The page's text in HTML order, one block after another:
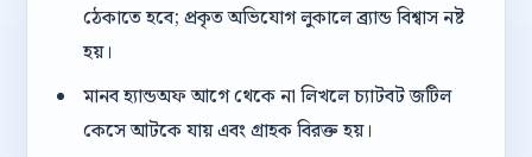
ঠেকাতে হবে; প্রকৃত অভিযোগ লুকালে ব্র্যান্ড বিশ্বাস নষ্ট
হয়।
মানব হ্যান্ডঅফ আগে থেকে না লিখলে চ্যাটবট জটিল
কেসে আটকে যায় এবং গ্রাহক বিরক্ত হয়।